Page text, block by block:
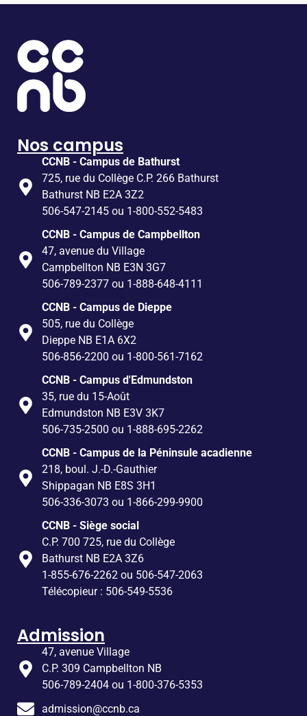
Nos campus
CCNB - Campus de Bathurst
725, rue du Collège C.P. 266 Bathurst
Bathurst NB E2A 3Z2
506-547-2145 ou 1-800-552-5483
CCNB - Campus de Campbellton
47, avenue du Village
Campbellton NB E3N 3G7
506-789-2377 ou 1-888-648-4111
CCNB - Campus de Dieppe
505, rue du Collège
Dieppe NB E1A 6X2
506-856-2200 ou 1-800-561-7162
CCNB - Campus d'Edmundston
35, rue du 15-Août
Edmundston NB E3V 3K7
506-735-2500 ou 1-888-695-2262
CCNB - Campus de la Péninsule acadienne
218, boul. J.-D.-Gauthier
Shippagan NB E8S 3H1
506-336-3073 ou 1-866-299-9900
CCNB - Siège social
C.P. 700 725, rue du Collège
Bathurst NB E2A 3Z6
1-855-676-2262 ou 506-547-2063
Télécopieur : 506-549-5536
Admission
47, avenue Village
C.P. 309 Campbellton NB
506-789-2404 ou 1-800-376-5353
admission@ccnb.ca